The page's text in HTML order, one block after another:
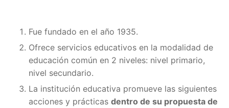
Fue fundado en el año 1935.
Ofrece servicios educativos en la modalidad de
educación común en 2 niveles: nivel primario,
nivel secundario.
La institución educativa promueve las siguientes
acciones y prácticas dentro de su propuesta de